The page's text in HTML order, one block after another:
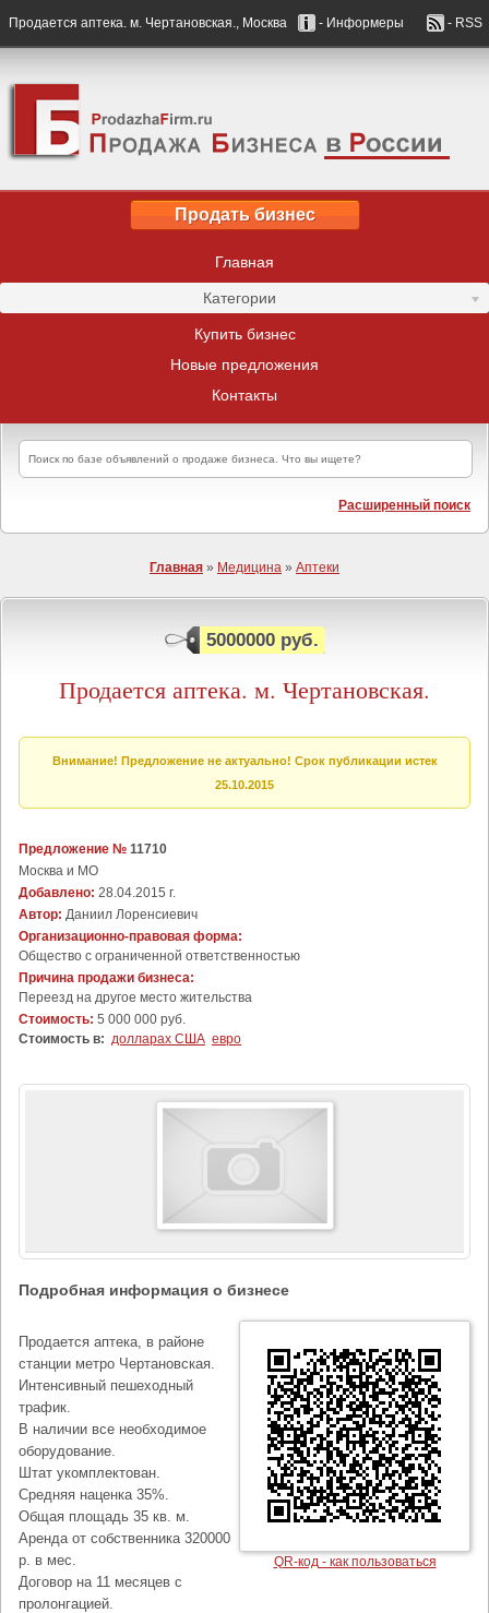
Продается аптека. м. Чертановская., Москва - Информеры - RSS
Продать бизнес
Главная
Категории
Купить бизнес
Новые предложения
Контакты
Расширенный поиск
Главная » Медицина » Аптеки
5000000 руб.
Продается аптека. м. Чертановская.
Внимание! Предложение не актуально! Срок публикации истек
25.10.2015
Предложение № 11710
Москва и МО
Добавлено: 28.04.2015 г.
Автор: Даниил Лоренсиевич
Организационно-правовая форма:
Общество с ограниченной ответственностью
Причина продажи бизнеса:
Переезд на другое место жительства
Стоимость: 5 000 000 руб.
Стоимость в: долларах США евро
Подробная информация о бизнесе
QR-код - как пользоваться
Продается аптека, в районе
станции метро Чертановская.
Интенсивный пешеходный
трафик.
В наличии все необходимое
оборудование.
Штат укомплектован.
Средняя наценка 35%.
Общая площадь 35 кв. м.
Аренда от собственника 320000
р. в мес.
Договор на 11 месяцев с
пролонгацией.